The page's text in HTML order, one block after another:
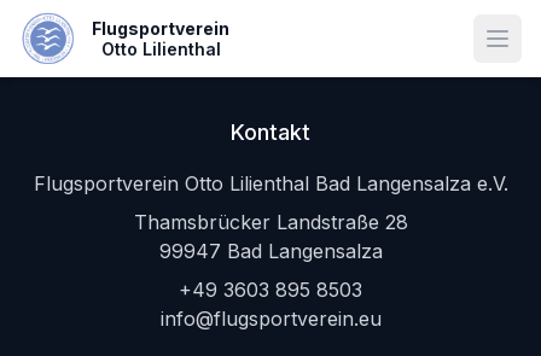
Flugsportverein
Otto Lilienthal
Kontakt
Flugsportverein Otto Lilienthal Bad Langensalza e.V.
Thamsbrücker Landstraße 28
99947 Bad Langensalza
+49 3603 895 8503
info@flugsportverein.eu